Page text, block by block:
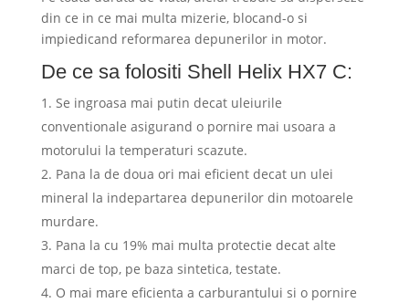
din ce in ce mai multa mizerie, blocand-o si
impiedicand reformarea depunerilor in motor.
De ce sa folositi Shell Helix HX7 C:
Se ingroasa mai putin decat uleiurile
conventionale asigurand o pornire mai usoara a
motorului la temperaturi scazute.
Pana la de doua ori mai eficient decat un ulei
mineral la indepartarea depunerilor din motoarele
murdare.
Pana la cu 19% mai multa protectie decat alte
marci de top, pe baza sintetica, testate.
O mai mare eficienta a carburantului si o pornire